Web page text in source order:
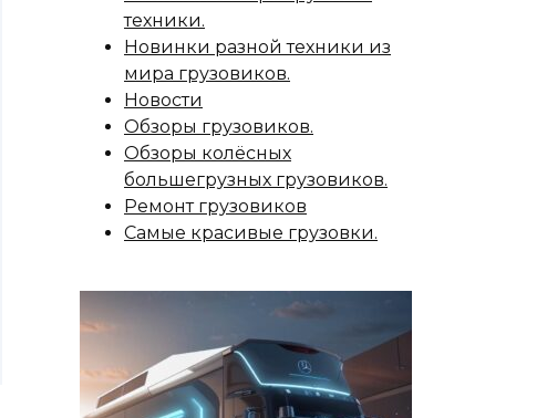
техники.
Новинки разной техники из
мира грузовиков.
Новости
Обзоры грузовиков.
Обзоры колёсных
большегрузных грузовиков.
Ремонт грузовиков
Самые красивые грузовки.